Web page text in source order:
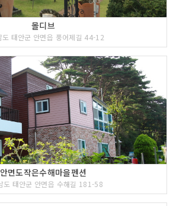
몰디브
도 태안군 안면읍 풍어제길 44-12
안면도작은수해마을펜션
도 태안군 안면읍 수해길 181-58